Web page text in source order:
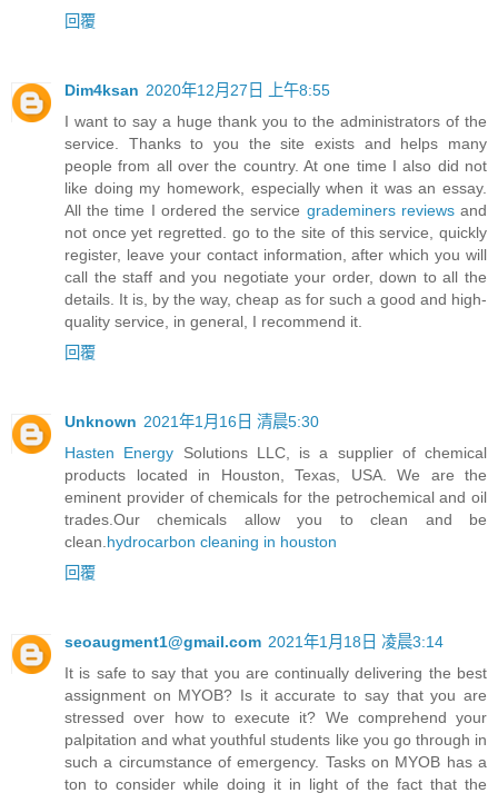
回覆
Dim4ksan 2020年12月27日 上午8:55
I want to say a huge thank you to the administrators of the
service. Thanks to you the site exists and helps many
people from all over the country. At one time I also did not
like doing my homework, especially when it was an essay.
All the time I ordered the service grademiners reviewsand
not once yet regretted. go to the site of this service, quickly
register, leave your contact information, after which you will
call the staff and you negotiate your order, down to all the
details. It is, by the way, cheap as for such a good and high-
quality service, in general, I recommend it.
回覆
Unknown 2021年1月16日 清晨5:30
Hasten Energy Solutions LLC, is a supplier of chemical
products located in Houston, Texas, USA. We are the
eminent provider of chemicals for the petrochemical and oil
trades.Our chemicals allow you to clean and be
clean. hydrocarbon cleaning in houston
回覆
seoaugment1@gmail.com 2021年1月18日 凌晨3:14
It is safe to say that you are continually delivering the best
assignment on MYOB? Is it accurate to say that you are
stressed over how to execute it? We comprehend your
palpitation and what youthful students like you go through in
such a circumstance of emergency. Tasks on MYOB has a
ton to consider while doing it in light of the fact that the